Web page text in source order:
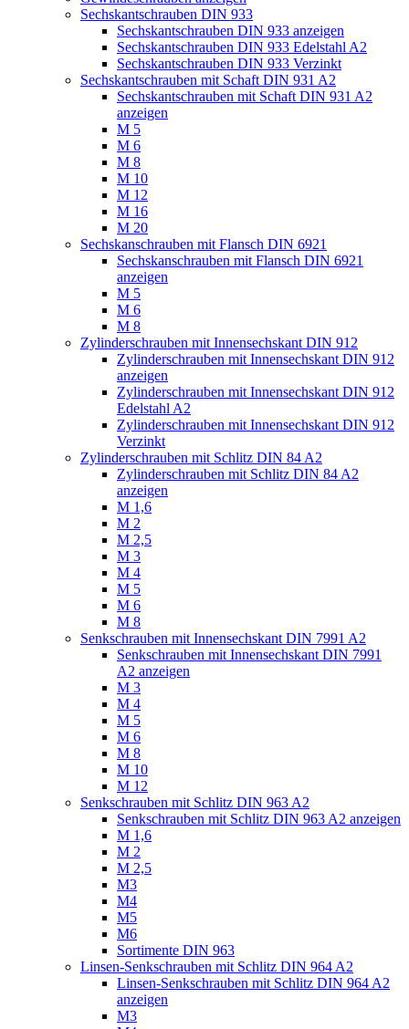
Sechskantschrauben DIN 933
Sechskantschrauben DIN 933 anzeigen
Sechskantschrauben DIN 933 Edelstahl A2
Sechskantschrauben DIN 933 Verzinkt
Sechskantschrauben mit Schaft DIN 931 A2
Sechskantschrauben mit Schaft DIN 931 A2
anzeigen
M 5
M 6
M 8
M 10
M 12
M 16
M 20
Sechskanschrauben mit Flansch DIN 6921
Sechskanschrauben mit Flansch DIN 6921
anzeigen
M 5
M 6
M 8
Zylinderschrauben mit Innensechskant DIN 912
Zylinderschrauben mit Innensechskant DIN 912
anzeigen
Zylinderschrauben mit Innensechskant DIN 912
Edelstahl A2
Zylinderschrauben mit Innensechskant DIN 912
Verzinkt
Zylinderschrauben mit Schlitz DIN 84 A2
Zylinderschrauben mit Schlitz DIN 84 A2
anzeigen
M 1,6
M 2
M 2,5
M 3
M 4
M 5
M 6
M 8
Senkschrauben mit Innensechskant DIN 7991 A2
Senkschrauben mit Innensechskant DIN 7991
A2 anzeigen
M 3
M 4
M 5
M 6
M 8
M 10
M 12
Senkschrauben mit Schlitz DIN 963 A2
Senkschrauben mit Schlitz DIN 963 A2 anzeigen
M 1,6
M 2
M 2,5
M3
M4
M5
M6
Sortimente DIN 963
Linsen-Senkschrauben mit Schlitz DIN 964 A2
Linsen-Senkschrauben mit Schlitz DIN 964 A2
anzeigen
M3